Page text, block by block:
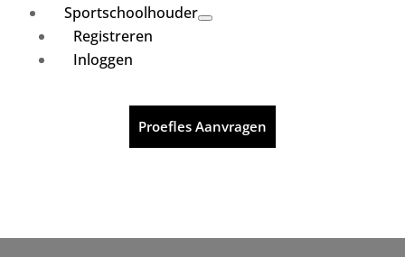
Sportschoolhouder
Registreren
Inloggen
Proefles Aanvragen